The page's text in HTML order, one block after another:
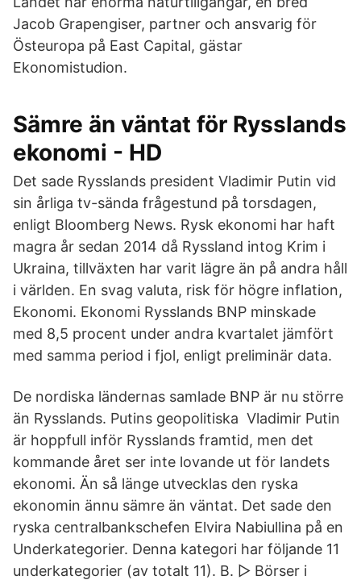
Jacob Grapengiser, partner och ansvarig för
Östeuropa på East Capital, gästar
Ekonomistudion.
Sämre än väntat för Rysslands
ekonomi - HD
Det sade Rysslands president Vladimir Putin vid
sin årliga tv-sända frågestund på torsdagen,
enligt Bloomberg News. Rysk ekonomi har haft
magra år sedan 2014 då Ryssland intog Krim i
Ukraina, tillväxten har varit lägre än på andra håll
i världen. En svag valuta, risk för högre inflation,
Ekonomi. Ekonomi Rysslands BNP minskade
med 8,5 procent under andra kvartalet jämfört
med samma period i fjol, enligt preliminär data.
De nordiska ländernas samlade BNP är nu större
än Rysslands. Putins geopolitiska Vladimir Putin
är hoppfull inför Rysslands framtid, men det
kommande året ser inte lovande ut för landets
ekonomi. Än så länge utvecklas den ryska
ekonomin ännu sämre än väntat. Det sade den
ryska centralbankschefen Elvira Nabiullina på en
Underkategorier. Denna kategori har följande 11
underkategorier (av totalt 11). B. ▻ Börser i